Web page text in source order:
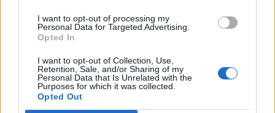
I want to opt-out of processing my
Personal Data for Targeted Advertising.
Opted In
I want to opt-out of Collection, Use,
Retention, Sale, and/or Sharing of my
Personal Data that Is Unrelated with the
Purposes for which it was collected.
Opted Out
maladies inflammatoires chroniques de l’intestin (maladie de
Crohn, rectocolite hémorragique) et de cancer colorectal. Enfin,
selon l’Inserm, une consommation élevée d’aliments ultra-
transformés est associée à un risque accru de symptômes
dépressifs et anxieux.